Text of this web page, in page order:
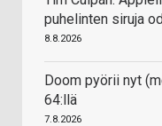
puhelinten siruja
8.8.2026
Doom pyörii nyt
64:llä
7.8.2026